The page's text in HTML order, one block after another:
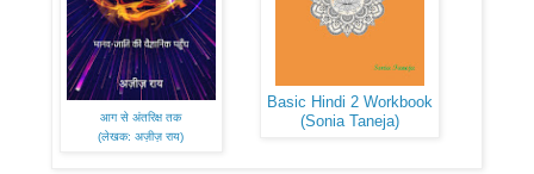
आग से अंतरिक्ष तक
(लेखक: अज़ीज़ राय)
Basic Hindi 2 Workbook
(Sonia Taneja)